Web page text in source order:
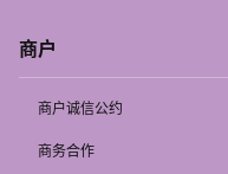
商户
商户诚信公约
商务合作